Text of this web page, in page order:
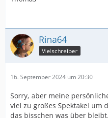
Rina64
Vielschreiber
16. September 2024 um 20:30
Sorry, aber meine
viel zu großes Spektakel um
das bisschen was über